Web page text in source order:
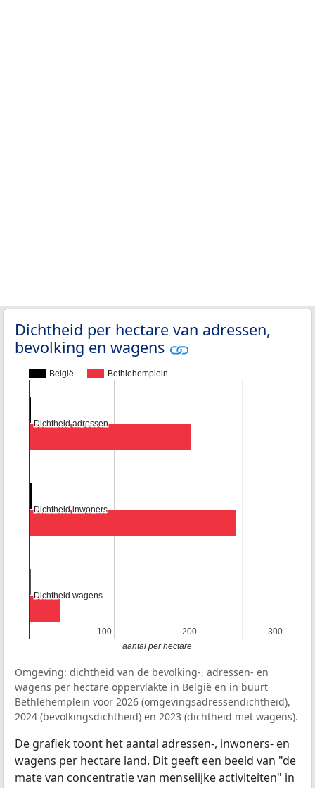
Dichtheid per hectare van adressen,
bevolking en wagens
België Bethlehemplein
100
100 200
200 300
300
Dichtheid adressen
Dichtheid adressen
Dichtheid inwoners
Dichtheid inwoners
Dichtheid wagens
Dichtheid wagens
aantal per hectare
Omgeving: dichtheid van de bevolking-, adressen- en
wagens per hectare oppervlakte in België en in buurt
Bethlehemplein voor 2026 (omgevingsadressendichtheid),
2024 (bevolkingsdichtheid) en 2023 (dichtheid met wagens).
De grafiek toont het aantal adressen-, inwoners- en
wagens per hectare land. Dit geeft een beeld van "de
mate van concentratie van menselijke activiteiten" in